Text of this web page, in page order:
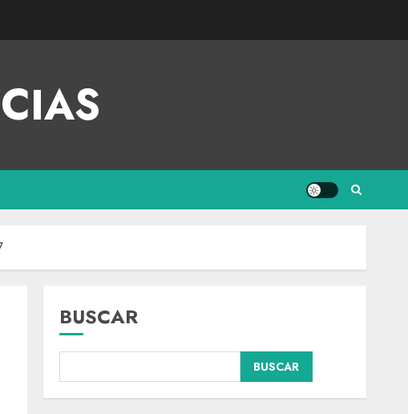
BUSCAR
BUSCAR
Sin información
disponible sobre el